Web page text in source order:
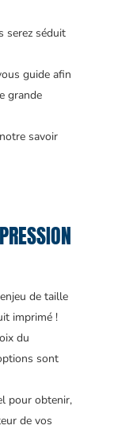
serez séduit
guide afin
grande
savoir
de taille
imprimé !
du
sont
pour obtenir,
de vos